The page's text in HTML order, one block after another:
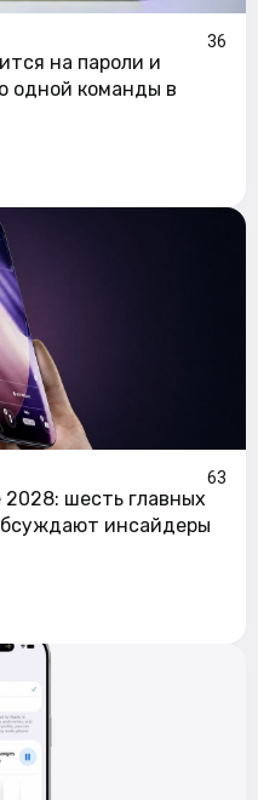
36
на пароли и
одной команды в
63
шесть главных
инсайдеры